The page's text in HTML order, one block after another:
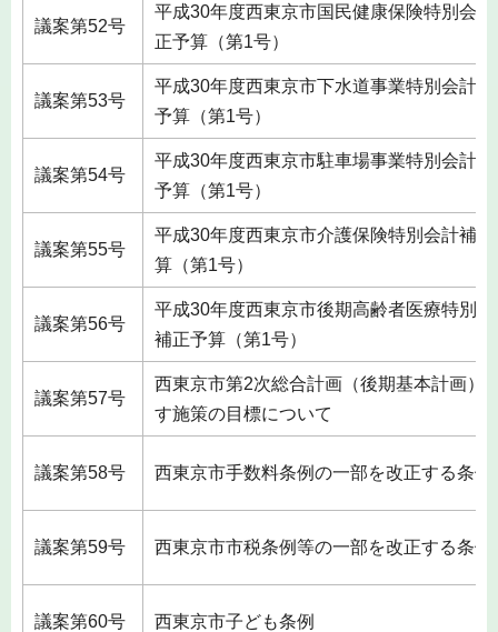
議案第52号
平成30年度西東京市国民健康保険特別会計
正予算（第1号）
議案第53号
平成30年度西東京市下水道事業特別会計補
予算（第1号）
議案第54号
平成30年度西東京市駐車場事業特別会計補
予算（第1号）
議案第55号
平成30年度西東京市介護保険特別会計補正
算（第1号）
議案第56号
平成30年度西東京市後期高齢者医療特別会
補正予算（第1号）
議案第57号
西東京市第2次総合計画（後期基本計画）
す施策の目標について
議案第58号 西東京市手数料条例の一部を改正する条例
議案第59号 西東京市市税条例等の一部を改正する条例
議案第60号 西東京市子ども条例